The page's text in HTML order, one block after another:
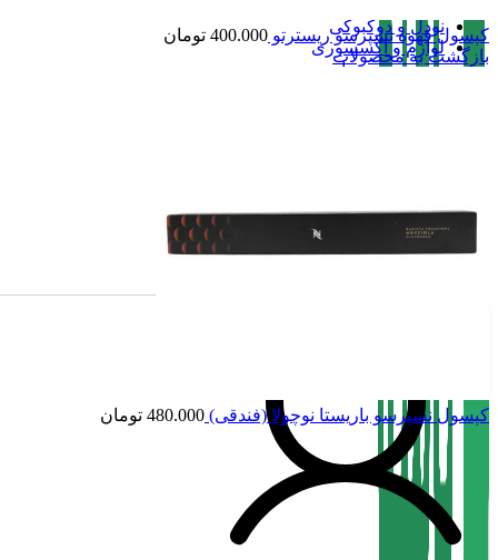
نودل و دوکبوکی
لوازم و اکسسوری
سیروپ و مربا
تماس با بامبو
کپسول قهوه نسپرسو ریسترتو 400.000 تومان
بازگشت به محصولات
کپسول نسپرسو باریستا نوچولا (فندقی) 480.000 تومان
ناموجود